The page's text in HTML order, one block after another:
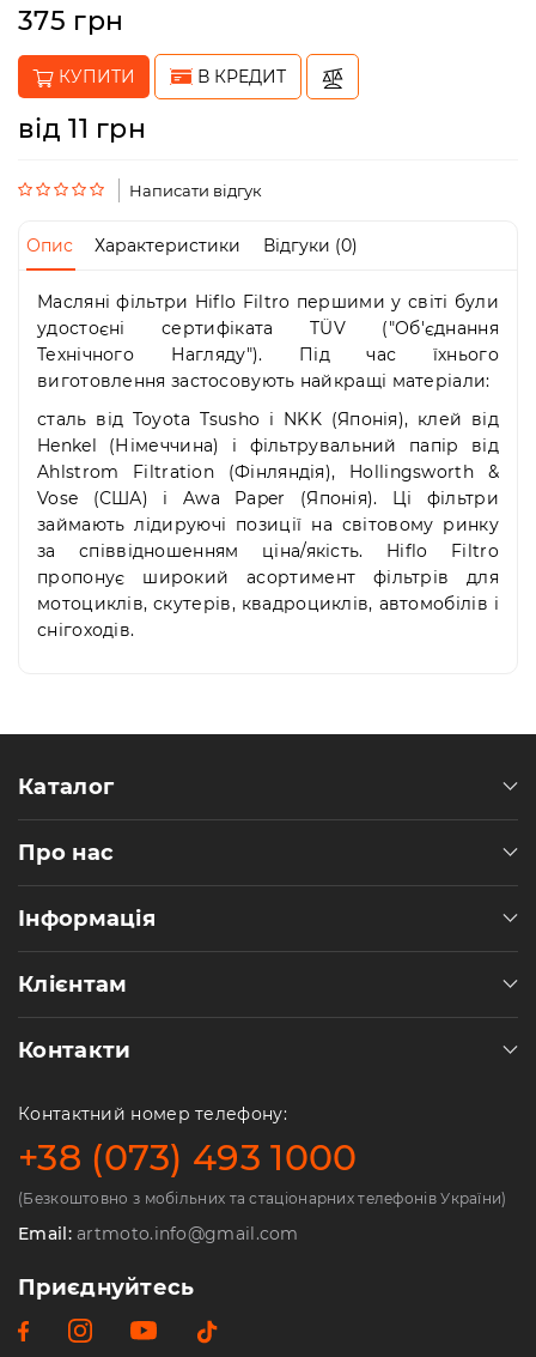
(063)
212
08
artmoto.info@gmail.com
Режим
роботи:
Пн-
Пт
09:00
-
19:00
10:00
-
19:00
Нд
-
вихідний
375 грн
КУПИТИ В КРЕДИТ
від 11 грн
Написати відгук
Опис Характеристики Відгуки (0)
Масляні фільтри Hiflo Filtro першими у світі були
удостоєні сертифіката TÜV ("Об'єднання
Технічного Нагляду"). Під час їхнього
виготовлення застосовують найкращі матеріали:
сталь від Toyota Tsusho і NKK (Японія), клей від
Henkel (Німеччина) і фільтрувальний папір від
Ahlstrom Filtration (Фінляндія), Hollingsworth &
Vose (США) і Awa Paper (Японія). Ці фільтри
займають лідируючі позиції на світовому ринку
за співвідношенням ціна/якість. Hiflo Filtro
пропонує широкий асортимент фільтрів для
мотоциклів, скутерів, квадроциклів, автомобілів і
снігоходів.
Каталог
Про нас
Інформація
Клієнтам
Контакти
Контактний номер телефону:
+38 (073) 493 1000
(Безкоштовно з мобільних та стаціонарних телефонів України)
Email:artmoto.info@gmail.com
Приєднуйтесь